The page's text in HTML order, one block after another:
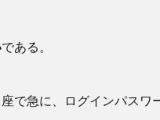
である。
で急に、ログインパス